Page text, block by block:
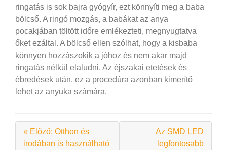
ringatás is sok bajra gyógyír, ezt könnyíti meg a baba
bölcső. A ringó mozgás, a babákat az anya
pocakjában töltött időre emlékezteti, megnyugtatva
őket ezáltal. A bölcső ellen szólhat, hogy a kisbaba
könnyen hozzászokik a jóhoz és nem akar majd
ringatás nélkül elaludni. Az éjszakai etetések és
ébredések után, ez a procedúra azonban kimerítő
lehet az anyuka számára.
« Előző: Otthon és
irodában is használható
Az SMD LED
legfontosabb